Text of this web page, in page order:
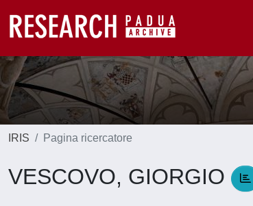
IRIS Pagina ricercatore
VESCOVO, GIORGIO